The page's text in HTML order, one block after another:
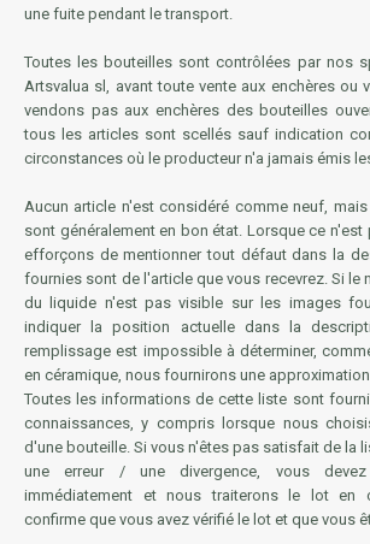
une fuite pendant le transport.
Toutes les bouteilles sont contrôlées par nos
Artsvalua sl, avant toute vente aux enchères ou
vendons pas aux enchères des bouteilles
tous les articles sont scellés sauf indication
circonstances où le producteur n'a jamais émis
Aucun article n'est considéré comme neuf,
sont généralement en bon état. Lorsque ce
efforçons de mentionner tout défaut dans la
fournies sont de l'article que vous recevrez. Si le
du liquide n'est pas visible sur les images
indiquer la position actuelle dans la
remplissage est impossible à déterminer,
en céramique, nous fournirons une
Toutes les informations de cette liste sont
connaissances, y compris lorsque nous
d'une bouteille. Si vous n'êtes pas satisfait de la
une erreur / une divergence, vous
immédiatement et nous traiterons le lot en
confirme que vous avez vérifié le lot et que vous